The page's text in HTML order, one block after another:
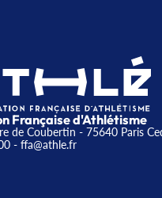
Française d'Athlétisme
de Coubertin - 75640 Paris
- ffa@athle.fr